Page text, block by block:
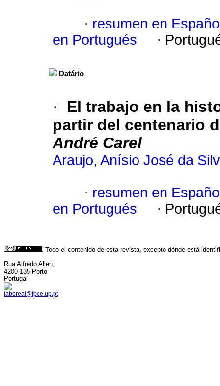
· resumen en
en Portugués
·
Datário
·
El trabajo en la
partir del centenario
André Carel
Araujo, Anísio José da
· resumen en
en Portugués
·
Todo el contenido de esta revista, excepto dónde está
Rua Alfredo Allen,
4200-135 Porto
Portugal
laboreal@fpce.up.pt